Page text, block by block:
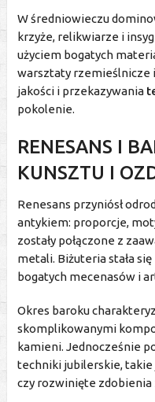
W średniowieczu
krzyże, relikwiarze i
użyciem bogatych
warsztaty rzemieślnicze
jakości i przekazywania
pokolenie.
RENESANS I
KUNSZTU I
Renesans przyniósł
antykiem: proporcje,
zostały połączone z
metali. Biżuteria stała
bogatych mecenasów i
Okres baroku
skomplikowanymi
kamieni. Jednocześnie
techniki jubilerskie,
czy rozwinięte zdobienia